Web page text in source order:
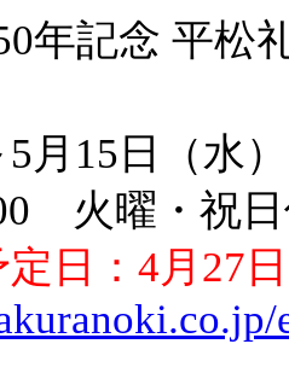
年記念 平松
月15日（水）
火曜・祝
日：4月27